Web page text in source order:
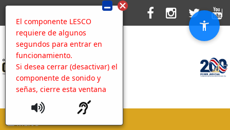
El componente LESCO
requiere de algunos
segundos para entrar en
funcionamiento.
Si desea cerrar (desactivar) el
componente de sonido y
señas, cierre esta ventana
MENU